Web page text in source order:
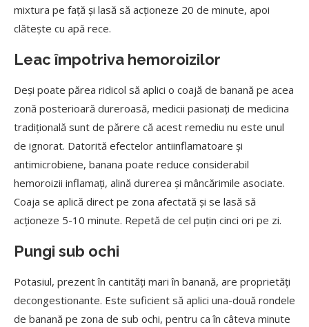
mixtura pe față și lasă să acționeze 20 de minute, apoi
clătește cu apă rece.
Leac împotriva hemoroizilor
Deși poate părea ridicol să aplici o coajă de banană pe acea
zonă posterioară dureroasă, medicii pasionați de medicina
tradițională sunt de părere că acest remediu nu este unul
de ignorat. Datorită efectelor antiinflamatoare și
antimicrobiene, banana poate reduce considerabil
hemoroizii inflamați, alină durerea și mâncărimile asociate.
Coaja se aplică direct pe zona afectată și se lasă să
acționeze 5-10 minute. Repetă de cel puțin cinci ori pe zi.
Pungi sub ochi
Potasiul, prezent în cantități mari în banană, are proprietăți
decongestionante. Este suficient să aplici una-două rondele
de banană pe zona de sub ochi, pentru ca în câteva minute